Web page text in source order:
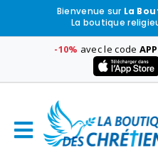
Bienvenue sur La
La boutique
-10% avec le code